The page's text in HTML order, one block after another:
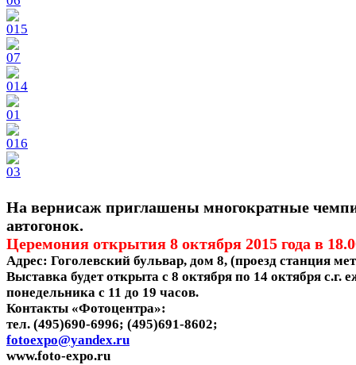
На вернисаж приглашены многократные
автогонок.
Церемония открытия 8 октября 2015 года в
Адрес: Гоголевский бульвар, дом 8, (проезд станция
Выставка будет открыта с 8 октября по 14 октября с.г.
понедельника с 11 до 19 часов.
Контакты «Фотоцентра»:
тел. (495)690-6996; (495)691-8602;
fotoexpo@yandex.ru
www.foto-expo.ru